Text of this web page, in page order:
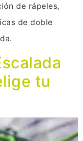
de rápeles,
de doble
tu